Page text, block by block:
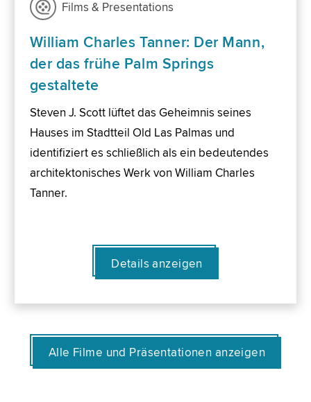
Films & Presentations
William Charles Tanner: Der Mann,
der das frühe Palm Springs
gestaltete
Steven J. Scott lüftet das Geheimnis seines
Hauses im Stadtteil Old Las Palmas und
identifiziert es schließlich als ein bedeutendes
architektonisches Werk von William Charles
Tanner.
Details anzeigen
Alle Filme und Präsentationen anzeigen